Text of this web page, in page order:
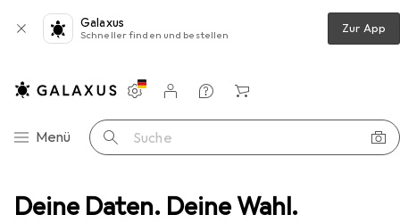
Deine Daten. Deine Wahl.
Galaxus
Schneller finden und bestellen Zur App
Navigation nach Kategorien
Menü Suche
Einstellungen
Kundenkonto
Vergleichslisten
Merklisten
Warenkorb
Stative + Gimbals Stativ Hama Traveller Pro